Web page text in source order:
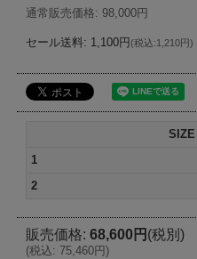
通常販売価格: 98,000円
セール送料: 1,100円 (税込:1,210円)
SIZE
1
2
販売価格: 68,600円 (税別)
(税込: 75,460円)